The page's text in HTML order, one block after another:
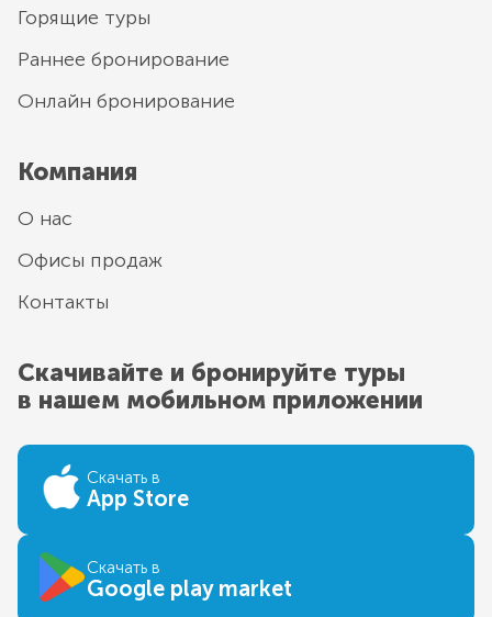
Горящие туры
Раннее бронирование
Онлайн бронирование
Компания
О нас
Офисы продаж
Контакты
Скачивайте и бронируйте туры
в нашем мобильном приложении
Скачать в
App Store
Скачать в
Google play market